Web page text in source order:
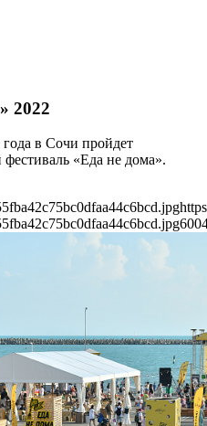
2022
в Сочи пройдет
«Еда не дома».
600